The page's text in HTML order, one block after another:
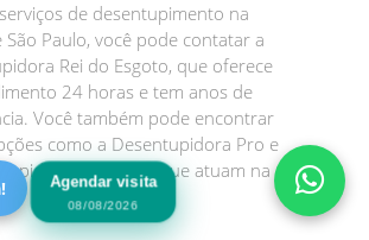
de desentupimento na
São Paulo, você pode contatar a
Rei do Esgoto, que oferece
24 horas e tem anos de
Você também pode encontrar
como a Desentupidora Pro e
no Bairro, que atuam na
sua região.
Agendar visita
08/08/2026
Online
São Paulo! Precisa de
ajuda?
Online